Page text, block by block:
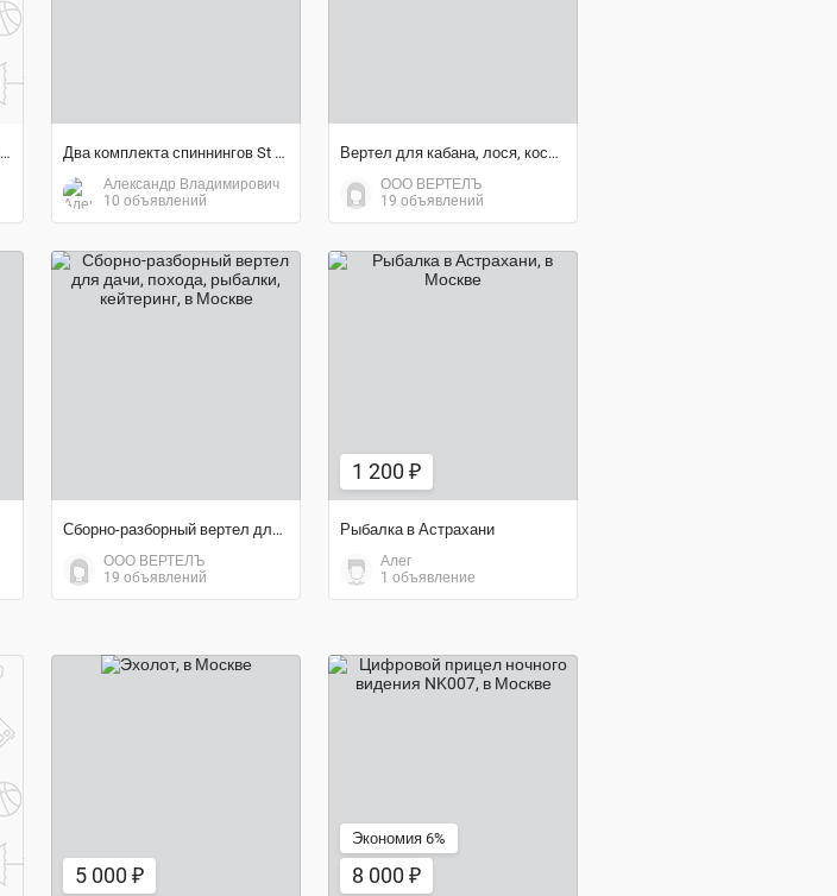
Эхолот Профессиональный Портативный 2 датчика Lucky Smart Два комплекта спиннингов St Croix
Александр Владимирович
10 объявлений
Вертел для кабана, лося, косули
ООО ВЕРТЕЛЪ
19 объявлений
Сборно-разборный вертел для дачи, похода, рыбалки, кейтеринг
ООО ВЕРТЕЛЪ
19 объявлений
1 200 ₽
Рыбалка в Астрахани
Алег
1 объявление
5 000 ₽
Экономия 6%
8 000 ₽